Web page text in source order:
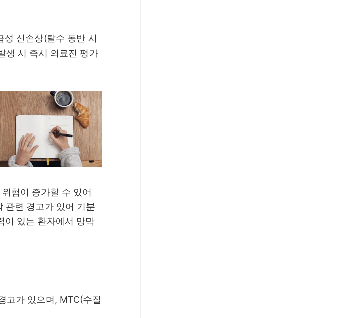
성 신손상(탈수 동반 시
생 시 즉시 의료진 평가
험이 증가할 수 있어
관련 경고가 있어 기분
이 있는 환자에서 망막
고가 있으며, MTC(수질